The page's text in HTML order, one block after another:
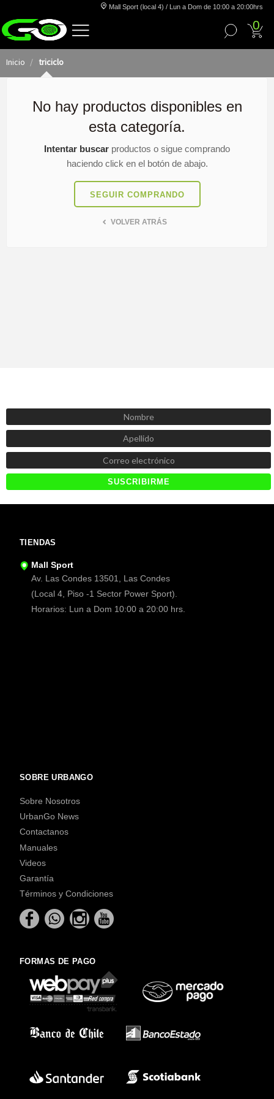
Mall Sport (local 4) / Lun a Dom de 10:00 a 20:00hrs
0
Inicio triciclo
No hay productos disponibles en
esta categoría.
Intentar buscar productos o sigue comprando
haciendo click en el botón de abajo.
SEGUIR COMPRANDO
VOLVER ATRÁS
TIENDAS
Mall Sport
Av. Las Condes 13501, Las Condes
(Local 4, Piso -1 Sector Power Sport).
Horarios: Lun a Dom 10:00 a 20:00 hrs.
SOBRE URBANGO
Sobre Nosotros
UrbanGo News
Contactanos
Manuales
Videos
Garantía
Términos y Condiciones
FORMAS DE PAGO